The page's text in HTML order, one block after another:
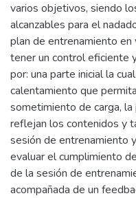
varios objetivos, siendo
alcanzables para el
plan de entrenamiento
tener un control eficiente
por: una parte inicial la
calentamiento que
sometimiento de carga,
reflejan los contenidos y
sesión de entrenamiento
evaluar el cumplimiento
de la sesión de
acompañada de un